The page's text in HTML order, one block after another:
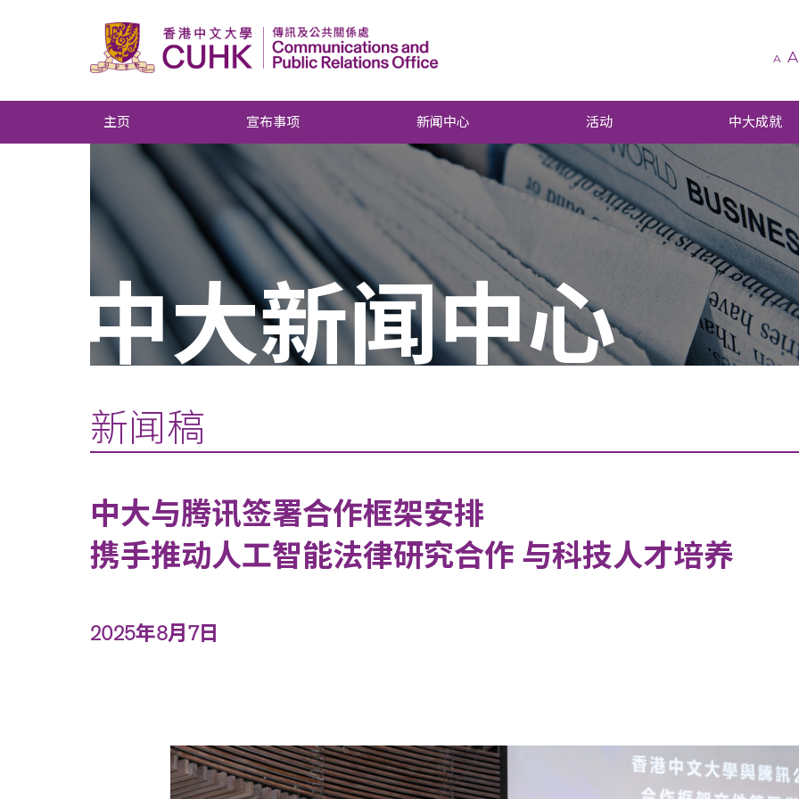
A A
主页 宣布事项 新闻中心 活动 中大成就
中大新闻中心
新闻稿
中大与腾讯签署合作框架安排
携手推动人工智能法律研究合作 与科技人才培养
2025年8月7日